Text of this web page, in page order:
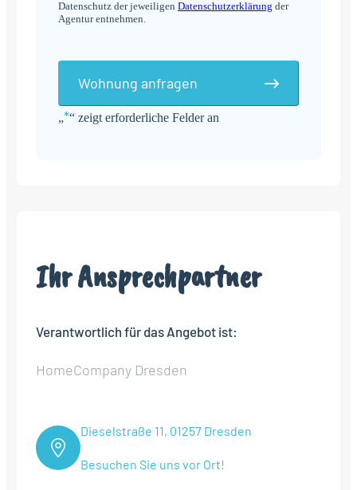
„*“ zeigt erforderliche Felder an
Datenschutz der jeweiligen Datenschutzerklärung der
Agentur entnehmen.
Wohnung anfragen
Ihr Ansprechpartner
Verantwortlich für das Angebot ist:
HomeCompany Dresden
Dieselstraße 11, 01257 Dresden
Besuchen Sie uns vor Ort!